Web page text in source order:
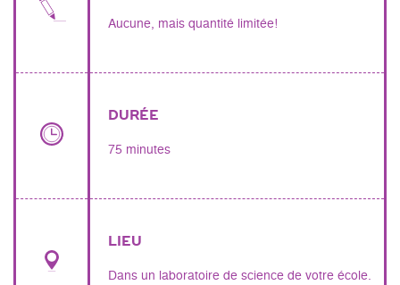
Aucune, mais quantité limitée!
DURÉE
75 minutes
LIEU
Dans un laboratoire de science de votre école.